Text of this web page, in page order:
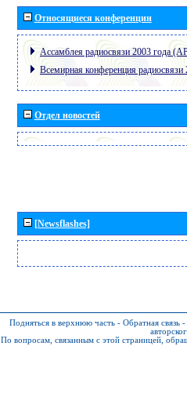
Относящиеся конференции
Ассамблея радиосвязи 2003 года
Всемирная конференция
Отдел новостей
[Newsflashes]
Подняться в верхнюю часть - Обратная связь -
По вопросам, связанным с этой страницей,